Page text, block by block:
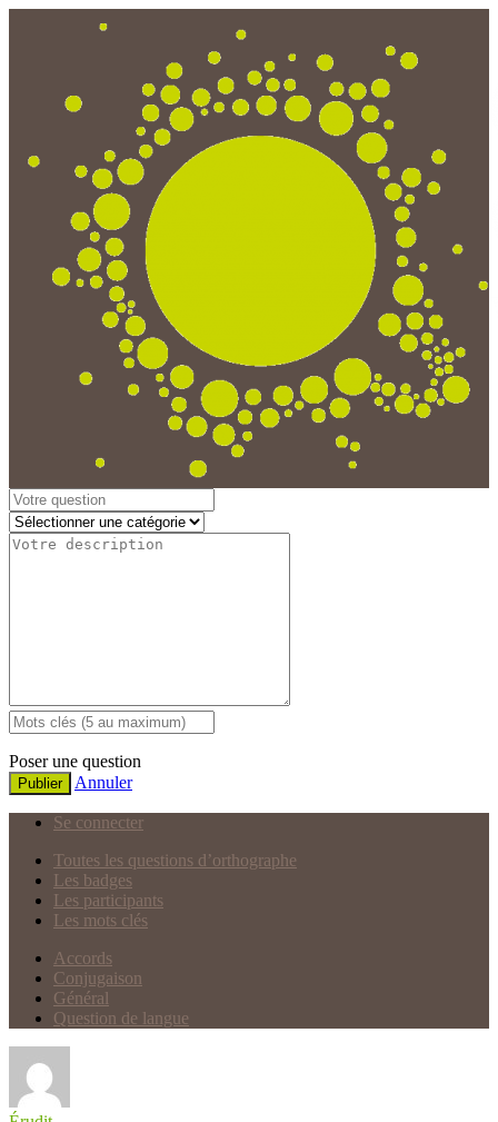
Poser une question
Publier Annuler
Se connecter
Toutes les questions d’orthographe
Les badges
Les participants
Les mots clés
Accords
Conjugaison
Général
Question de langue